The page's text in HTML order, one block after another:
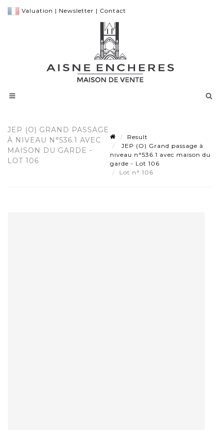
Valuation | Newsletter | Contact
JEP (O) GRAND PASSAGE
À NIVEAU N°536.1 AVEC
MAISON DU GARDE -
LOT 106
Result
JEP (O) Grand passage à
niveau n°536.1 avec maison du
garde - Lot 106
Lot n° 106